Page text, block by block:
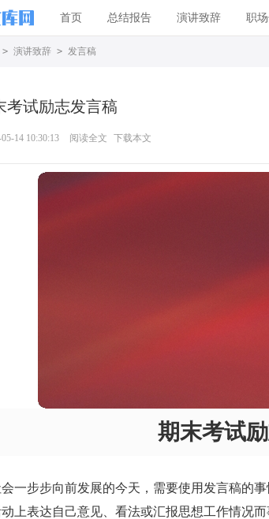
首页 总结报告 演讲致辞 职
> 演讲致辞 > 发言稿
考试励志发言稿
14 10:30:13 阅读全文 下载本文
期末考试
一步步向前发展的今天，需要使用发言稿的
上表达自己意见、看法或汇报思想工作情况